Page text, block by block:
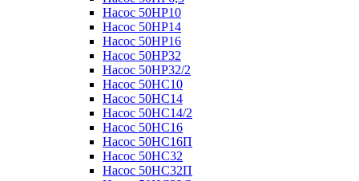
Насос 50НР10
Насос 50НР14
Насос 50НР16
Насос 50НР32
Насос 50НР32/2
Насос 50НС10
Насос 50НС14
Насос 50НС14/2
Насос 50НС16
Насос 50НС16П
Насос 50НС32
Насос 50НС32П